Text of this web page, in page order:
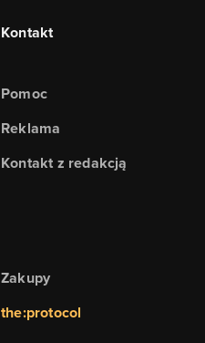
Kontakt
Pomoc
Reklama
Kontakt z redakcją
Zakupy
the:protocol